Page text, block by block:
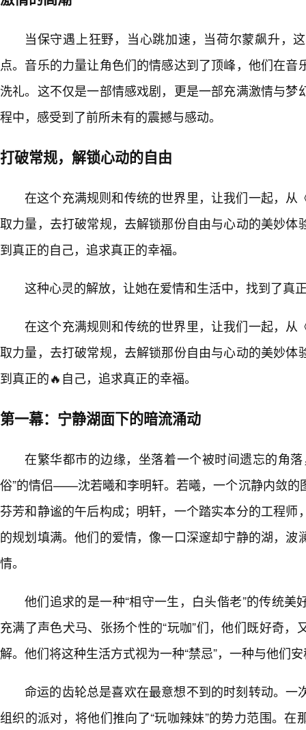
当保守遇上狂野，当心跳加速，当荷尔蒙飙升，
点。音乐的力量让角色们的情感达到了顶峰，他们在音
洗礼。这不仅是一部情感戏剧，更是一部充满激情与梦
程中，感受到了前所未有的震撼与感动。
打破常规，解锁心动的自由
在这个充满规则和传统的世界里，让我们一起，从
取力量，去打破常规，去解锁那份自由与心动的美妙体
到真正的自己，追求真正的幸福。
这种心灵的解放，让她在爱情和生活中，找到了真
在这个充满规则和传统的世界里，让我们一起，从
取力量，去打破常规，去解锁那份自由与心动的美妙体
到真正的🔥自己，追求真正的幸福。
第一幕：宁静湖面下的暗流涌动
在繁华都市的边缘，坐落着一个被时间遗忘的角
俗”的情侣——沈若曦和李明轩。若曦，一个沉静内敛的
芬芳和静谧的午后构成；明轩，一个踏实本分的工程师
的规划填满。他们的爱情，像一口深邃却宁静的湖，波
情。
他们追求的是一种“相守一生，白头偕老”的传统美
充满了声色犬马、张扬个性的“玩咖”们，他们既好奇
解。他们将这种生活方式视为一种“禁忌”，一种与他们
命运的齿轮总是喜欢在最意想不到的时刻转动。一
组织的派对，将他们推向了“玩咖辣妹”的势力范围。